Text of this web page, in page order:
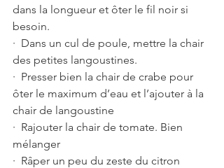
dans la longueur et ôter le fil noir si
besoin.
·  Dans un cul de poule, mettre la chair
des petites langoustines.
·  Presser bien la chair de crabe pour
ôter le maximum d’eau et l’ajouter à la
chair de langoustine
·  Rajouter la chair de tomate. Bien
mélanger
·  Râper un peu du zeste du citron